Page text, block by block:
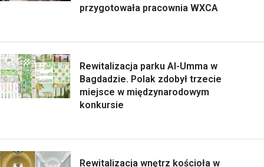
przygotowała pracownia WXCA
Rewitalizacja parku Al-Umma w
Bagdadzie. Polak zdobył trzecie
miejsce w międzynarodowym
konkursie
Rewitalizacja wnętrz kościoła w